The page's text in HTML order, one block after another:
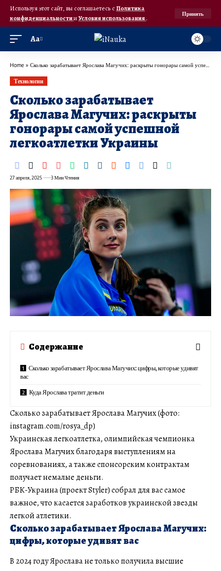
Используя этот сайт, вы соглашаетесь с Политика
конфиденциальностииУсловия использования.
Принять
Аа
Home » Сколько зарабатывает Ярослава Магучих: раскрыты гонорары самой успешной легкоатлетки Украины
Технологии
Сколько зарабатывает
Ярослава Магучих: раскрыты
гонорары самой успешной
легкоатлетки Украины
27 апреля, 2025 3 Мин Чтения
Содержание
Сколько зарабатывает Ярослава Магучих: цифры, которые удивят
вас
Куда Ярослава тратит деньги
Сколько зарабатывает Ярослава Магучих (фото:
instagram.com/rosya_dp)
Украинская легкоатлетка, олимпийская чемпионка
Ярослава Магучих благодаря выступлениям на
соревнованиях, а также спонсорским контрактам
получает немалые деньги.
РБК-Украина (проект Styler) собрал для вас самое
важное, что касается заработков украинской звезды
легкой атлетики.
Сколько зарабатывает Ярослава Магучих:
цифры, которые удивят вас
В 2024 году Ярослава не только получила высшие